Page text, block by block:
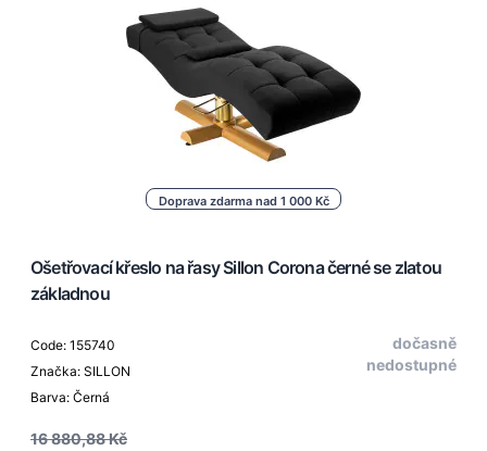
Doprava zdarma nad 1 000 Kč
Ošetřovací křeslo na řasy Sillon Corona černé se zlatou
základnou
Code: 155740
Značka: SILLON
Barva: Černá
dočasně
nedostupné
16 880,88 Kč